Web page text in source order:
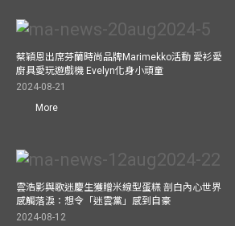
蔡穎恩出席芬蘭時尚品牌Marimekko活動 愛衫愛
廚具愛玩遊戲機 Evelyn化身小頑童
2024-08-21
More
雲浩影與歌迷慶生獲贈米線型蛋糕 剖白內心世界
感觸落淚：想令「迷雲黨」感到自豪
2024-08-12